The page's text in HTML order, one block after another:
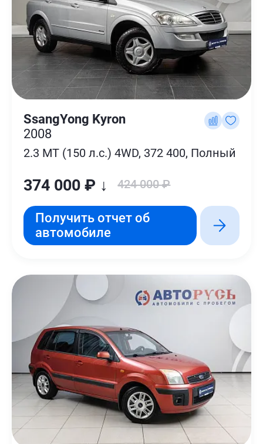
SsangYong Kyron
2008
2.3 MT (150 л.с.) 4WD, 372 400, Полный
374 000 ₽ ↓ 424 000 ₽
Получить отчет об
автомобиле